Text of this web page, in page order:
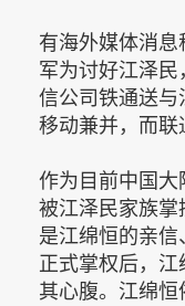
有海外媒体消
军为讨好江泽
信公司铁通送
移动兼并，而联
作为目前中国
被江泽民家族掌
是江绵恒的亲信
正式掌权后，
其心腹。江绵